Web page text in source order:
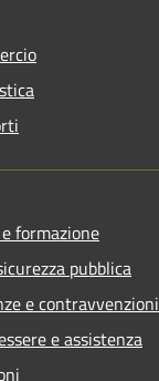
formazione
pubblica
e contravvenzioni
e assistenza